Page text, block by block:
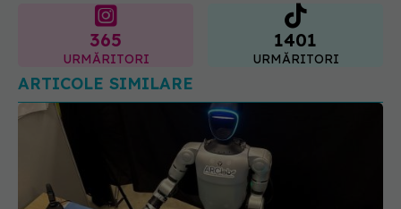
365
URMĂRITORI
1401
URMĂRITORI
ARTICOLE SIMILARE